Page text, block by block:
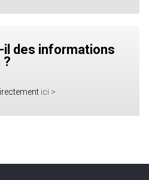
il des informations
?
ici >